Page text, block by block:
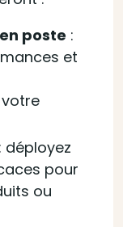
poste :
et
: déployez
pour
ou